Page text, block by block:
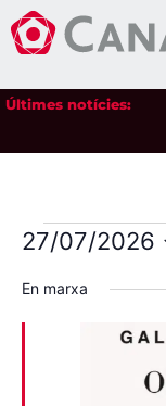
Últimes notícies:
27/07/2026
una
data.
En marxa